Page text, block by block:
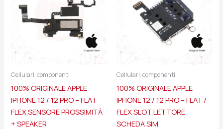
Cellulari: componenti
100% ORIGINALE APPLE
IPHONE 12 / 12 PRO – FLAT
FLEX SENSORE PROSSIMITÀ
+ SPEAKER
Cellulari: componenti
100% ORIGINALE APPLE
IPHONE 12 / 12 PRO – FLAT /
FLEX SLOT LETTORE
SCHEDA SIM